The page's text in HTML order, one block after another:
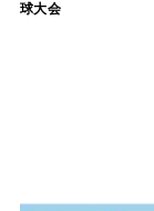
球大会